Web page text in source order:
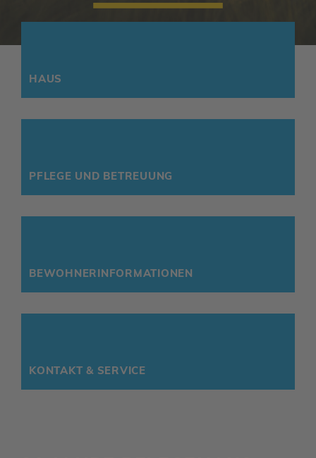
HAUS
PFLEGE UND BETREUUNG
BEWOH­NER­IN­FOR­MA­TIONEN
KONTAKT & SERVICE